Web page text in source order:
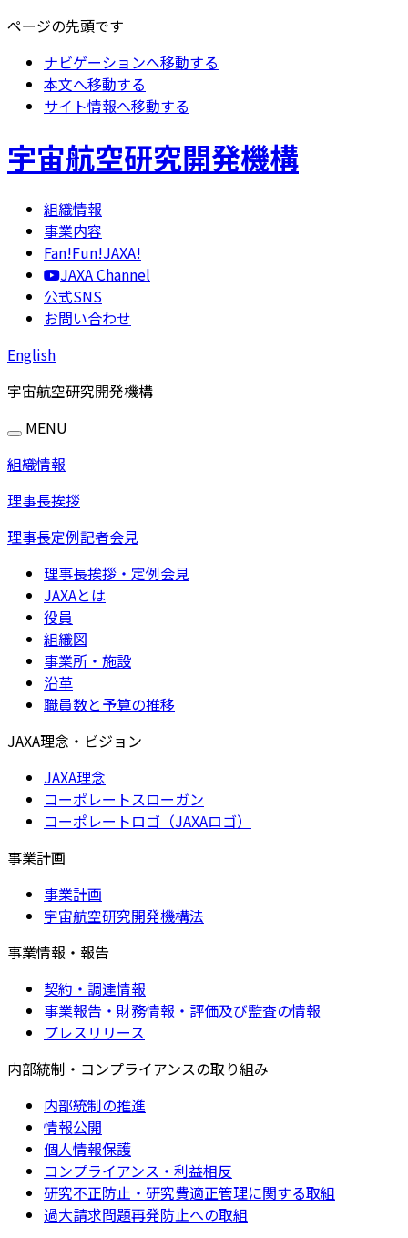
ページの先頭です
ナビゲーションへ移動する
本文へ移動する
サイト情報へ移動する
宇宙航空研究開発機構
組織情報
事業内容
Fan!Fun!JAXA!
JAXA Channel
公式SNS
お問い合わせ
English
宇宙航空研究開発機構
MENU
組織情報
理事長挨拶
理事長定例記者会見
理事長挨拶・定例会見
JAXAとは
役員
組織図
事業所・施設
沿革
職員数と予算の推移
JAXA理念・ビジョン
JAXA理念
コーポレートスローガン
コーポレートロゴ（JAXAロゴ）
事業計画
事業計画
宇宙航空研究開発機構法
事業情報・報告
契約・調達情報
事業報告・財務情報・評価及び監査の情報
プレスリリース
内部統制・コンプライアンスの取り組み
内部統制の推進
情報公開
個人情報保護
コンプライアンス・利益相反
研究不正防止・研究費適正管理に関する取組
過大請求問題再発防止への取組